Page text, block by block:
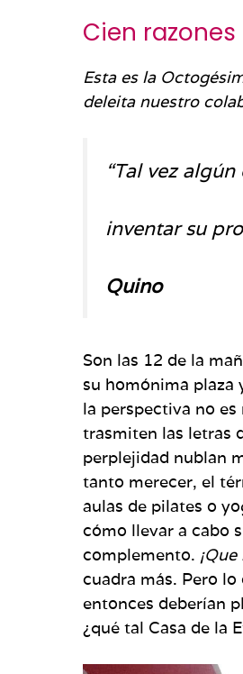
Cien
Esta es la
deleita nuestro
“Tal vez
inventar su
Quino
Son las 12 de la
su homónima plaza
la perspectiva no
trasmiten las letras
perplejidad nublan
tanto merecer, el
aulas de pilates o
cómo llevar a cabo
complemento.
cuadra más. Pero
entonces deberían
¿qué tal Casa de la